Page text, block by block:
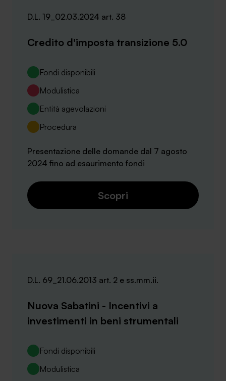
D.L. 19_02.03.2024 art. 38
Credito d'imposta transizione 5.0
Fondi disponibili
Modulistica
Entità agevolazioni
Procedura
Presentazione delle domande dal 7 agosto
2024 fino ad esaurimento fondi
Scopri
D.L. 69_21.06.2013 art. 2 e ss.mm.ii.
Nuova Sabatini - Incentivi a
investimenti in beni strumentali
Fondi disponibili
Modulistica